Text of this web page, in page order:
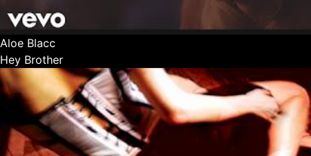
Aloe Blacc
Hey Brother